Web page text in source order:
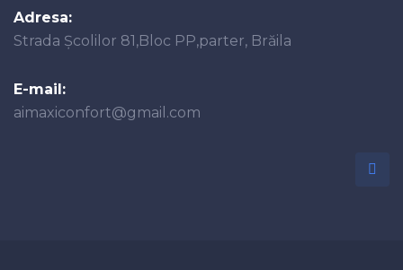
Adresa:
Strada Școlilor 81,Bloc PP,parter, Brăila
E-mail:
aimaxiconfort@gmail.com